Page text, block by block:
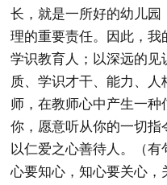
长，就是一所好的幼儿
理的重要责任。因此，我
学识教育人；以深远的
质、学识才干、能力、
师，在教师心中产生一
你，愿意听从你的一切指
以仁爱之心善待人。（有
心要知心，知心要关心，